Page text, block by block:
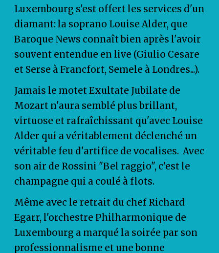
Luxembourg s'est offert les services d'un
diamant: la soprano Louise Alder, que
Baroque News connaît bien après l'avoir
souvent entendue en live (Giulio Cesare
et Serse à Francfort, Semele à Londres...).
Jamais le motet Exultate Jubilate de
Mozart n'aura semblé plus brillant,
virtuose et rafraîchissant qu'avec Louise
Alder qui a véritablement déclenché un
véritable feu d'artifice de vocalises. Avec
son air de Rossini "Bel raggio", c'est le
champagne qui a coulé à flots.
Même avec le retrait du chef Richard
Egarr, l'orchestre Philharmonique de
Luxembourg a marqué la soirée par son
professionnalisme et une bonne